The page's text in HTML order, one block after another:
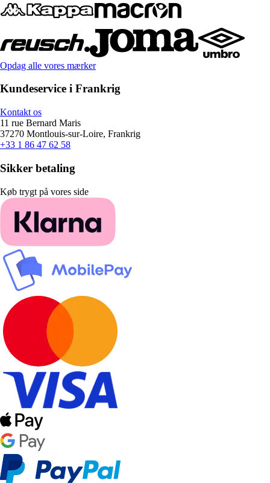
Opdag alle vores mærker
Kundeservice i Frankrig
Kontakt os
11 rue Bernard Maris
37270 Montlouis-sur-Loire, Frankrig
+33 1 86 47 62 58
Sikker betaling
Køb trygt på vores side